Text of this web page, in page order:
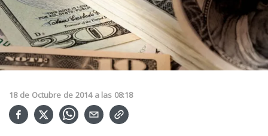
18 de Octubre de 2014 a las 08:18